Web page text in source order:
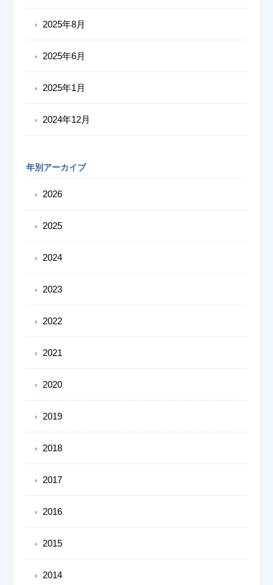
2025年8月
2025年6月
2025年1月
2024年12月
年別アーカイブ
2026
2025
2024
2023
2022
2021
2020
2019
2018
2017
2016
2015
2014